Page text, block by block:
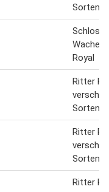
Sorten
Schloss
Royal
Ritter
Sorten
Ritter
Sorten
Ritter